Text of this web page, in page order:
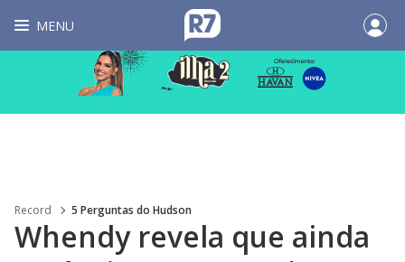
MENU
Record 5 Perguntas do Hudson
Whendy revela que ainda